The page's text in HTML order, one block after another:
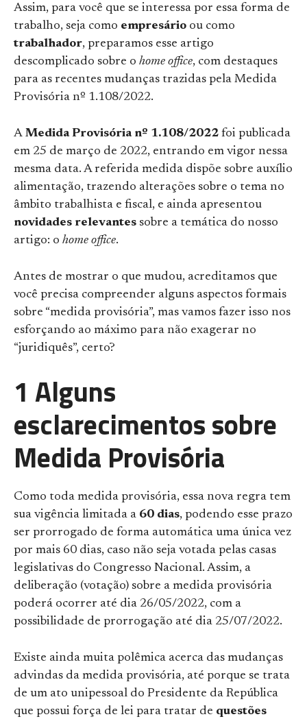
Assim, para você que se interessa por essa forma de
trabalho, seja como empresário ou como
trabalhador, preparamos esse artigo
descomplicado sobre o home office, com destaques
para as recentes mudanças trazidas pela Medida
Provisória nº 1.108/2022.
A Medida Provisória nº 1.108/2022 foi publicada
em 25 de março de 2022, entrando em vigor nessa
mesma data. A referida medida dispõe sobre auxílio
alimentação, trazendo alterações sobre o tema no
âmbito trabalhista e fiscal, e ainda apresentou
novidades relevantes sobre a temática do nosso
artigo: o home office.
Antes de mostrar o que mudou, acreditamos que
você precisa compreender alguns aspectos formais
sobre “medida provisória”, mas vamos fazer isso nos
esforçando ao máximo para não exagerar no
“juridiquês”, certo?
1 Alguns
esclarecimentos sobre
Medida Provisória
Como toda medida provisória, essa nova regra tem
sua vigência limitada a 60 dias, podendo esse prazo
ser prorrogado de forma automática uma única vez
por mais 60 dias, caso não seja votada pelas casas
legislativas do Congresso Nacional. Assim, a
deliberação (votação) sobre a medida provisória
poderá ocorrer até dia 26/05/2022, com a
possibilidade de prorrogação até dia 25/07/2022.
Existe ainda muita polêmica acerca das mudanças
advindas da medida provisória, até porque se trata
de um ato unipessoal do Presidente da República
que possui força de lei para tratar de questões